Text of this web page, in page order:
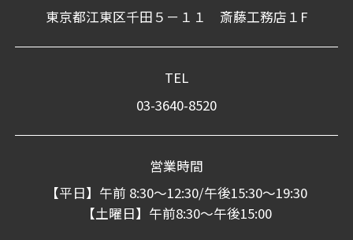
東京都江東区千田５－１１ 斎藤工務店１F
TEL
03-3640-8520
営業時間
【平日】午前 8:30～12:30/午後15:30～19:30
【土曜日】午前8:30～午後15:00